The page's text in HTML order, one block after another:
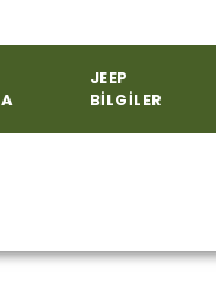
JEEP
BILGILER